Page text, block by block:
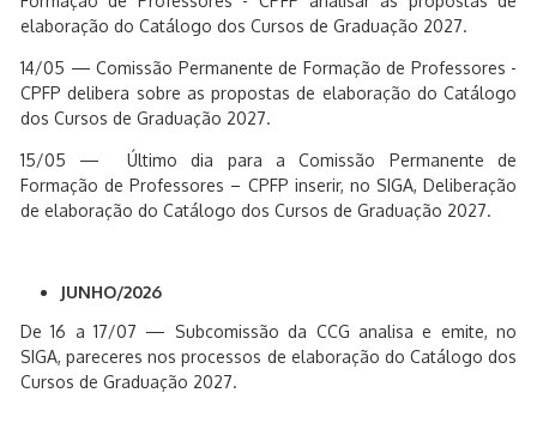
elaboração do Catálogo dos Cursos de Graduação 2027.
14/05 — Comissão Permanente de Formação de Professores -
CPFP delibera sobre as propostas de elaboração do Catálogo
dos Cursos de Graduação 2027.
15/05 — Último dia para a Comissão Permanente de
Formação de Professores – CPFP inserir, no SIGA, Deliberação
de elaboração do Catálogo dos Cursos de Graduação 2027.
JUNHO/2026
De 16 a 17/07 — Subcomissão da CCG analisa e emite, no
SIGA, pareceres nos processos de elaboração do Catálogo dos
Cursos de Graduação 2027.